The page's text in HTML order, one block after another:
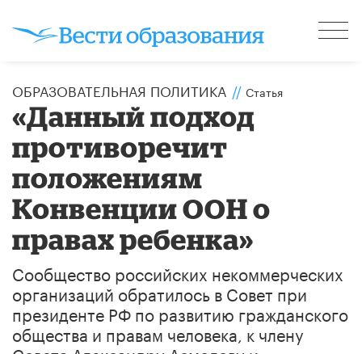
ОБРАЗОВАТЕЛЬНАЯ ПОЛИТИКА // Статья
«Данный подход
противоречит
положениям
Конвенции ООН о
правах ребенка»
Сообщество российских некоммерческих
организаций обратилось в Совет при
президенте РФ по развитию гражданского
общества и правам человека, к члену